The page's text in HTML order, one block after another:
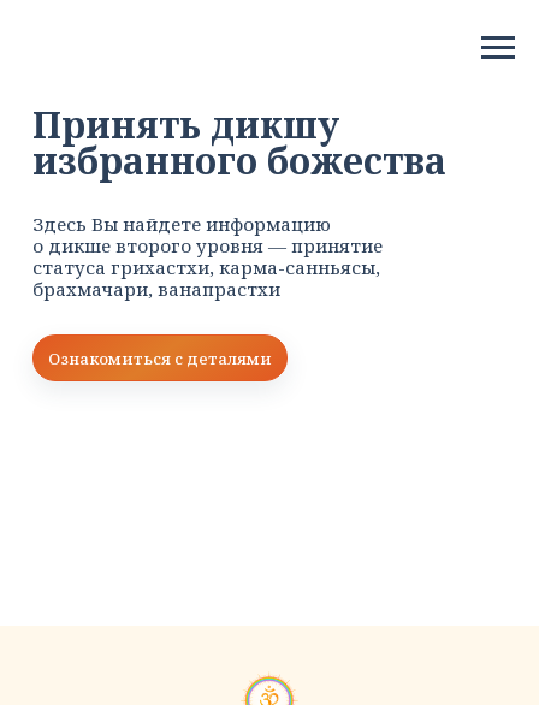
Здесь Вы найдете информацию
о дикше второго уровня — принятие
статуса грихастхи, карма-санньясы,
брахмачари, ванапрастхи
Принять дикшу
избранного божества
Ознакомиться с деталями